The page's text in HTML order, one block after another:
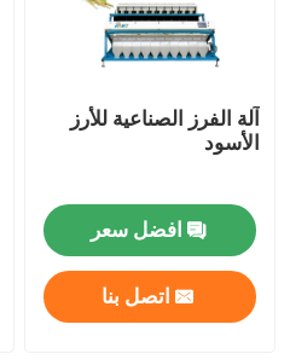
آلة الفرز الصناعية للأرز
الأسود
افضل سعر
اتصل بنا